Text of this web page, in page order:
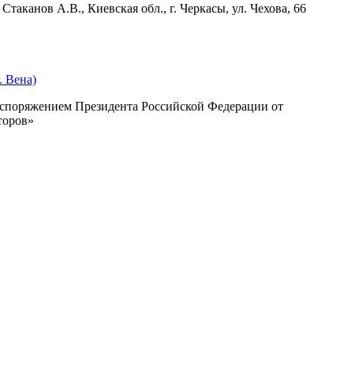
А.В., Киевская обл., г. Черкасы, ул. Чехова, 66
Вена)
Президента Российской Федерации от